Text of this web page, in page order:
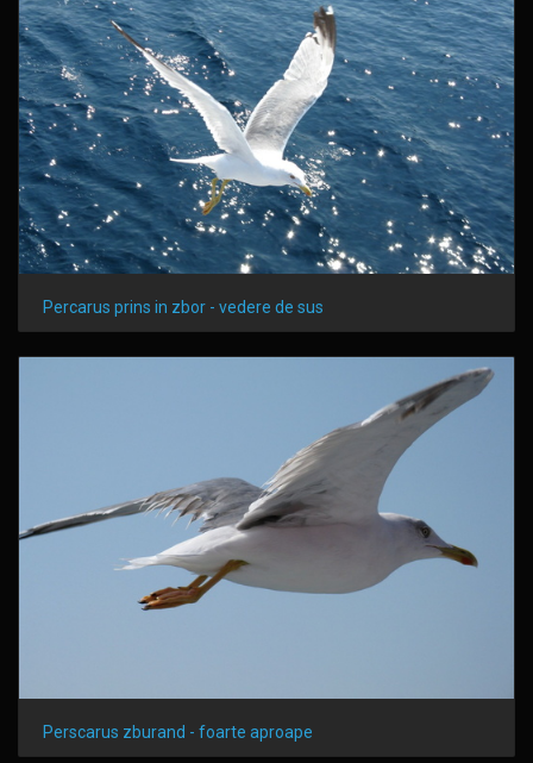
Percarus prins in zbor - vedere de sus
Perscarus zburand - foarte aproape